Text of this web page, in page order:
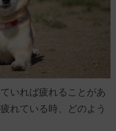
いれば疲れることがあ
れている時、どのよう